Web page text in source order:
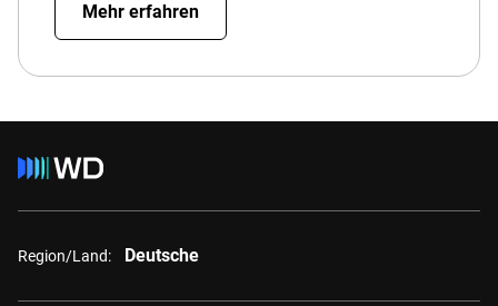
Mehr erfahren
Region/Land: Deutsche